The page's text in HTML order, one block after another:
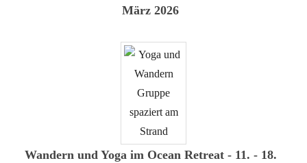
März 2026
Wandern und Yoga im Ocean Retreat - 11. - 18.